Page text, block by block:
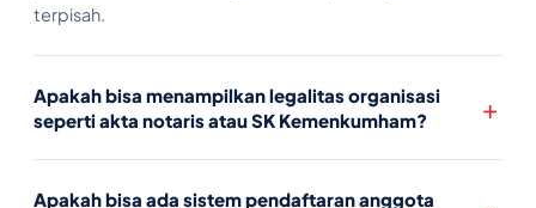
terpisah.
Apakah bisa menampilkan legalitas organisasi
seperti akta notaris atau SK Kemenkumham?
Apakah bisa ada sistem pendaftaran anggota